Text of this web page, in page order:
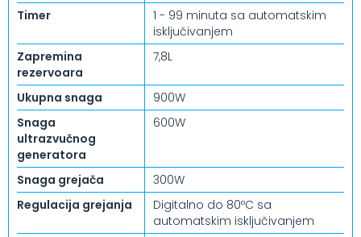
Timer
1 - 99 minuta sa automatskim
isključivanjem
Zapremina
rezervoara
7,8L
Ukupna snaga
900W
Snaga
ultrazvučnog
generatora
600W
Snaga grejača
300W
Regulacija grejanja
Digitalno do 80ºC sa
automatskim isključivanjem